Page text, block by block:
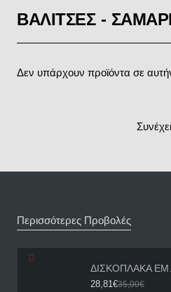
ΒΑΛΙΤΣΕΣ -
Δεν υπάρχουν προϊόντα σε
Περισσότερες Προβολές
28,81€35,00€